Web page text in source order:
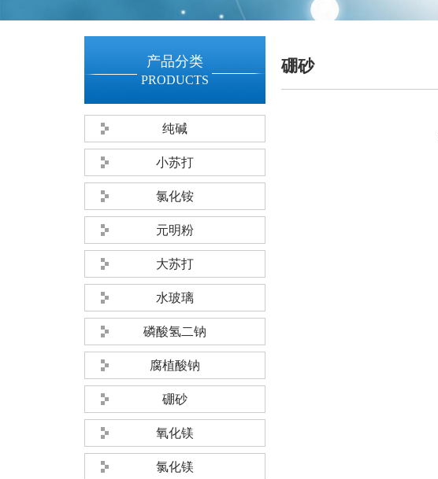
产品分类
PRODUCTS
纯碱
小苏打
氯化铵
元明粉
大苏打
水玻璃
磷酸氢二钠
腐植酸钠
硼砂
氧化镁
氯化镁
硼砂